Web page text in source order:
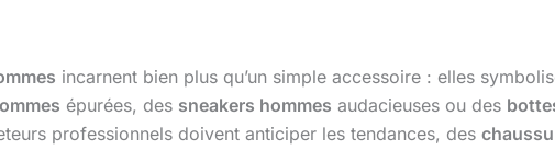
incarnent bien plus qu’un simple accessoire : elles
épurées, des sneakers hommes audacieuses ou des
professionnels doivent anticiper les tendances, des